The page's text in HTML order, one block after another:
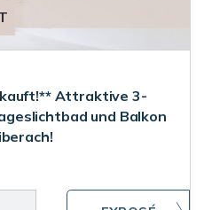
Attraktive 3-
und Balkon